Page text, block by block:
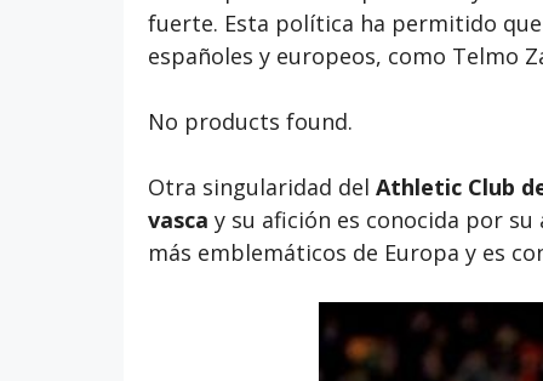
fuerte. Esta política ha permitido
españoles y europeos, como Telmo
No products found.
Otra singularidad del Athletic Club
vasca y su afición es conocida por
más emblemáticos de Europa y es